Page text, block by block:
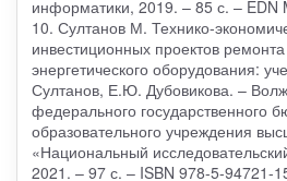
информатики, 2019. – 85 с. – EDN
10. Султанов М. Технико-
инвестиционных проектов
энергетического оборудования:
Султанов, Е.Ю. Дубовикова. –
федерального государственного
образовательного учреждения
«Национальный
2021. – 97 с. – ISBN 978-5-94721-